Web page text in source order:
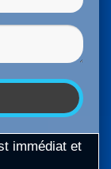
immédiat et